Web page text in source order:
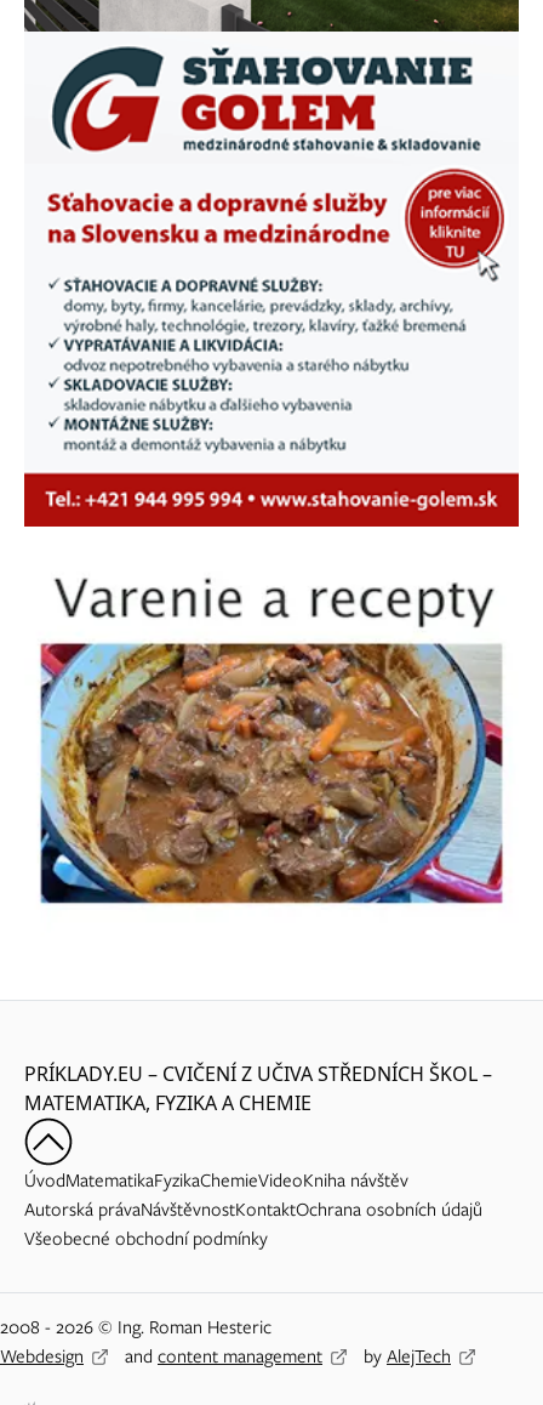
PRÍKLADY.EU – CVIČENÍ Z UČIVA STŘEDNÍCH ŠKOL –
MATEMATIKA, FYZIKA A CHEMIE
ÚvodMatematikaFyzikaChemieVideoKniha návštěv
Autorská právaNávštěvnostKontaktOchrana osobních údajů
Všeobecné obchodní podmínky
2008 - 2026 © Ing. Roman Hesteric
Webdesign
and content management byAlejTech